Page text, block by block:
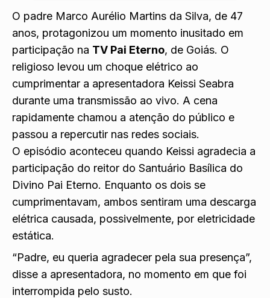
O padre Marco Aurélio Martins da Silva, de 47
anos, protagonizou um momento inusitado em
participação na TV Pai Eterno, de Goiás. O
religioso levou um choque elétrico ao
cumprimentar a apresentadora Keissi Seabra
durante uma transmissão ao vivo. A cena
rapidamente chamou a atenção do público e
passou a repercutir nas redes sociais.
O episódio aconteceu quando Keissi agradecia a
participação do reitor do Santuário Basílica do
Divino Pai Eterno. Enquanto os dois se
cumprimentavam, ambos sentiram uma descarga
elétrica causada, possivelmente, por eletricidade
estática.
“Padre, eu queria agradecer pela sua presença”,
disse a apresentadora, no momento em que foi
interrompida pelo susto.